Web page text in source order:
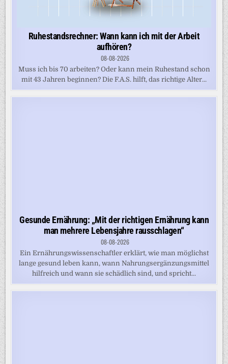
Ruhestandsrechner: Wann kann ich mit der Arbeit
aufhören?
08-08-2026
Muss ich bis 70 arbeiten? Oder kann mein Ruhestand schon
mit 43 Jahren beginnen? Die F.A.S. hilft, das richtige Alter...
Gesunde Ernährung: „Mit der richtigen Ernährung kann
man mehrere Lebensjahre rausschlagen“
08-08-2026
Ein Ernährungswissenschaftler erklärt, wie man möglichst
lange gesund leben kann, wann Nahrungsergänzungsmittel
hilfreich und wann sie schädlich sind, und spricht...